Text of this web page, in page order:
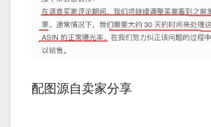
配图源自卖家分享